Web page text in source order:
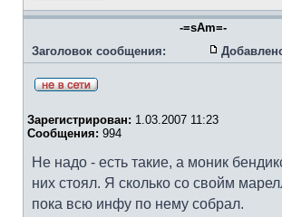
-=sAm=-
Заголовок сообщения:
Зарегистрирован: 1.03.2007 11:23
Сообщения: 994
Не надо - есть такие, а моник
них стоял. Я сколько со свойм
пока всю инфу по нему собрал.